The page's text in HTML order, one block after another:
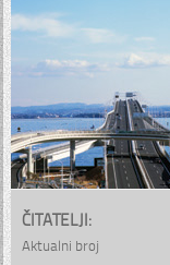
ČITATELJI:
Aktualni broj